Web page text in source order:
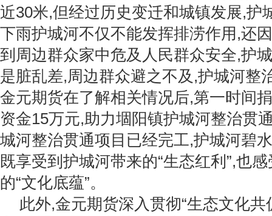
近30米,但经过历史变迁和城镇发展,护
下雨护城河不仅不能发挥排涝作用,还
到周边群众家中危及人民群众安全,护
是脏乱差,周边群众避之不及,护城河整
金元期货在了解相关情况后,第一时间
资金15万元,助力堌阳镇护城河整治贯
城河整治贯通项目已经完工,护城河碧
既享受到护城河带来的“生态红利”,也
的“文化底蕴”。
此外,金元期货深入贯彻“生态文化